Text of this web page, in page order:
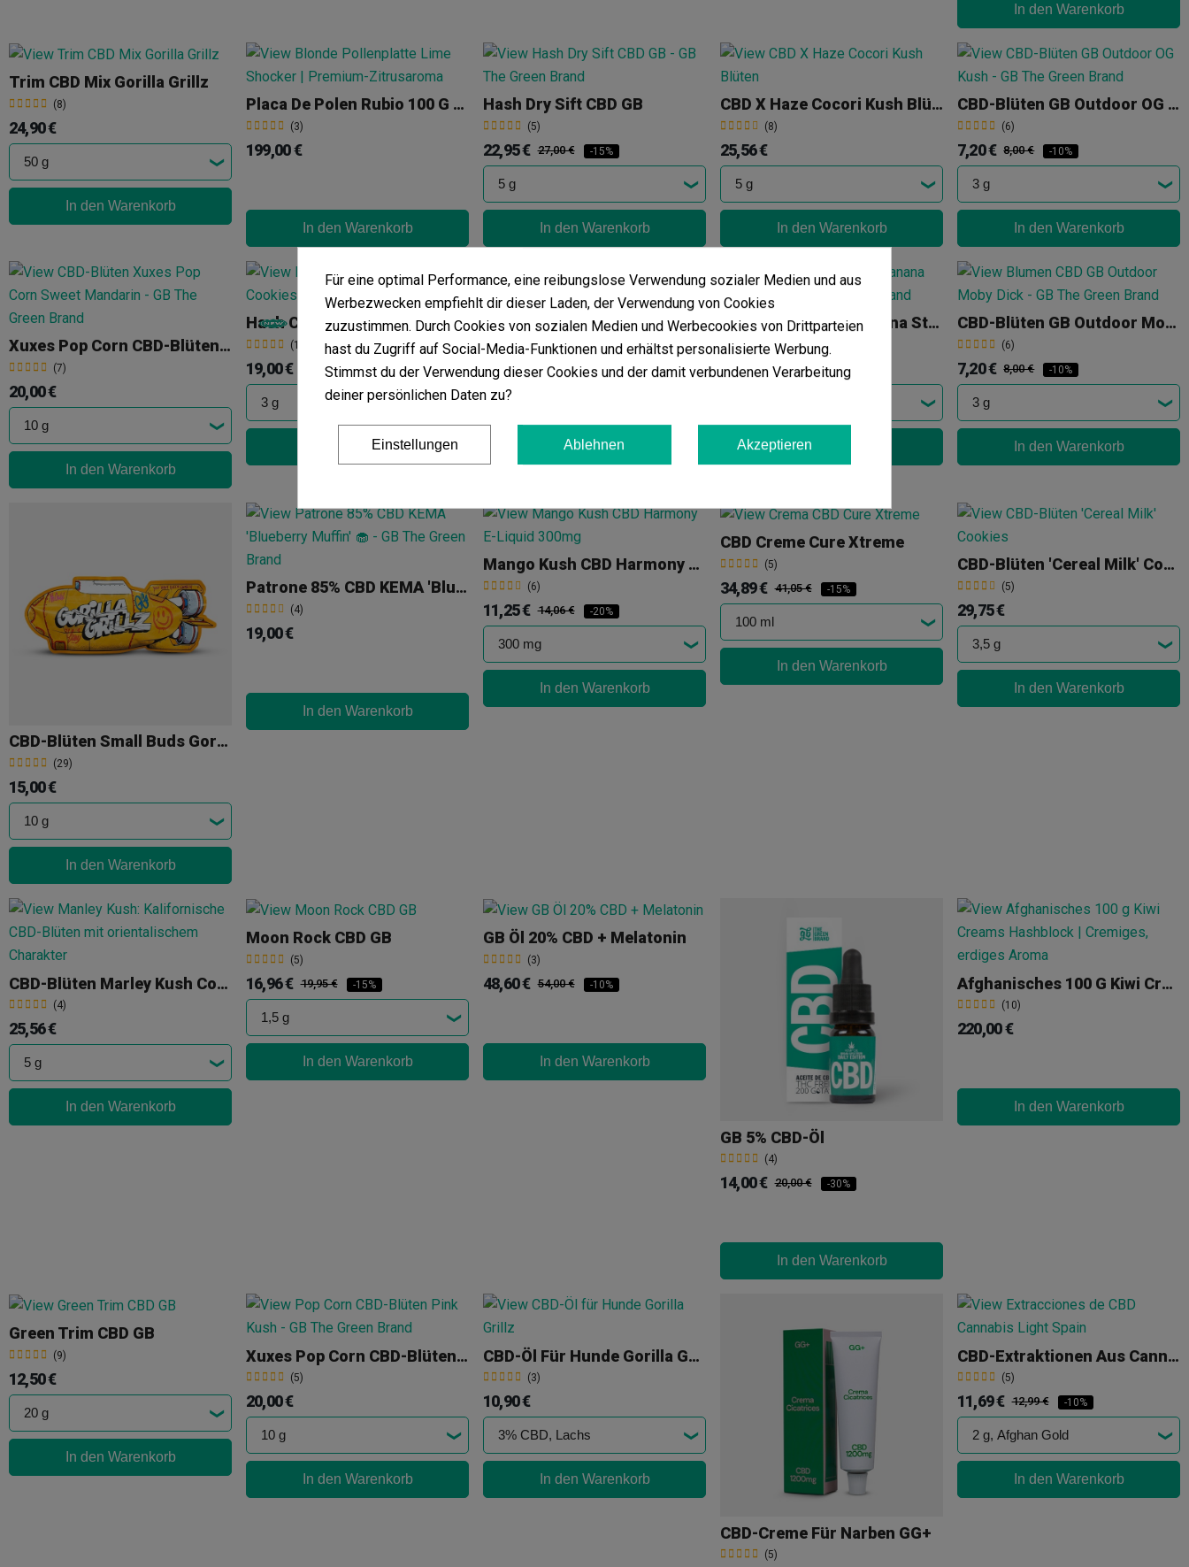
In den Warenkorb
Trim CBD Mix Gorilla Grillz
(8)
24,90 €
In den Warenkorb
Placa De Polen Rubio 100 G Lime Shocker
(3)
199,00 €
In den Warenkorb
Hash Dry Sift CBD GB
(5)
22,95 € 27,00 € -15%
In den Warenkorb
CBD X Haze Cocori Kush Blüten
(8)
25,56 €
In den Warenkorb
CBD-Blüten GB Outdoor OG Kush
(6)
7,20 € 8,00 € -10%
In den Warenkorb
Xuxes Pop Corn CBD-Blüten Sweet Mandarin
(7)
20,00 €
In den Warenkorb
Hash CBD Superdry „Tropicana Cookies“ KEMA
(10)
19,00 €
In den Warenkorb
CBD-Blüten 'Royal Cheese' Indoor The Tree
(5)
14,54 €
In den Warenkorb
Hash CBD Xuxes 'Banana Static'
(7)
20,00 €
In den Warenkorb
CBD-Blüten GB Outdoor Moby Dick
(6)
7,20 € 8,00 € -10%
In den Warenkorb
CBD-Blüten Small Buds Gorilla Grillz
(29)
15,00 €
In den Warenkorb
Patrone 85% CBD KEMA 'Blueberry Muffin'
(4)
19,00 €
In den Warenkorb
Mango Kush CBD Harmony E-Liquid
(6)
11,25 € 14,06 € -20%
In den Warenkorb
CBD Creme Cure Xtreme
(5)
34,89 € 41,05 € -15%
In den Warenkorb
CBD-Blüten 'Cereal Milk' Cookies
(5)
29,75 €
In den Warenkorb
CBD-Blüten Marley Kush Cocori Kush
(4)
25,56 €
In den Warenkorb
Moon Rock CBD GB
(5)
16,96 € 19,95 € -15%
In den Warenkorb
GB Öl 20% CBD + Melatonin
(3)
48,60 € 54,00 € -10%
In den Warenkorb
GB 5% CBD-Öl
(4)
14,00 € 20,00 € -30%
In den Warenkorb
Afghanisches 100 G Kiwi Creams Hashblock
(10)
220,00 €
In den Warenkorb
Green Trim CBD GB
(9)
12,50 €
In den Warenkorb
Xuxes Pop Corn CBD-Blüten Pink Kush
(5)
20,00 €
In den Warenkorb
CBD-Öl Für Hunde Gorilla Grillz
(3)
10,90 €
In den Warenkorb
CBD-Creme Für Narben GG+
(5)
CBD-Extraktionen Aus Cannabis Light Spain
(5)
11,69 € 12,99 € -10%
In den Warenkorb
Für eine optimal Performance, eine reibungslose Verwendung sozialer Medien und aus
Werbezwecken empfiehlt dir dieser Laden, der Verwendung von Cookies
zuzustimmen. Durch Cookies von sozialen Medien und Werbecookies von Drittparteien
hast du Zugriff auf Social-Media-Funktionen und erhältst personalisierte Werbung.
Stimmst du der Verwendung dieser Cookies und der damit verbundenen Verarbeitung
deiner persönlichen Daten zu?
Einstellungen Ablehnen Akzeptieren